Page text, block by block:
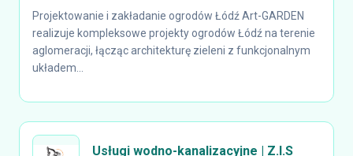
Projektowanie i zakładanie ogrodów Łódź Art-GARDEN
realizuje kompleksowe projekty ogrodów Łódź na terenie
aglomeracji, łącząc architekturę zieleni z funkcjonalnym
układem...
Usługi wodno-kanalizacyjne | Z.I.S